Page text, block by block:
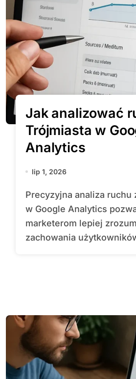
Jak analizować
Trójmiasta w
Analytics
lip 1, 2026
Precyzyjna analiza ruchu z Trójmiasta
w Google Analytics
marketerom lepiej
zachowania